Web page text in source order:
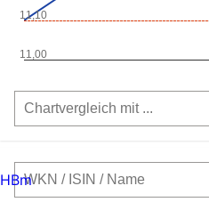
11,00
11,10
HBm